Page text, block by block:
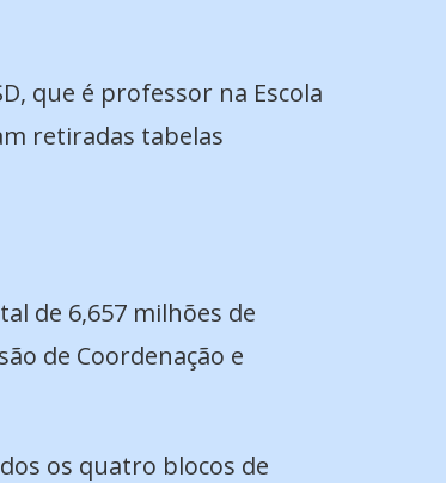
que é professor na Escola
retiradas tabelas
de 6,657 milhões de
de Coordenação e
os quatro blocos de